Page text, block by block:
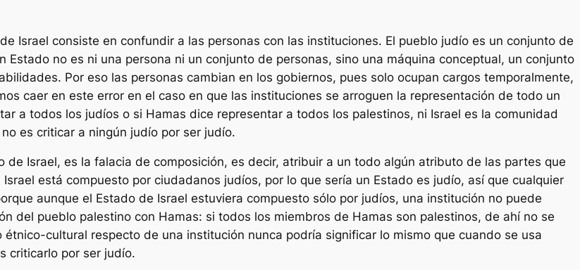
Israel consiste en confundir a las personas con las instituciones. El pueblo judío es un conjunto de
no es ni una persona ni un conjunto de personas, sino una máquina conceptual, un conjunto
Por eso las personas cambian en los gobiernos, pues solo ocupan cargos temporalmente,
caer en este error en el caso en que las instituciones se arroguen la representación de todo un
a todos los judíos o si Hamas dice representar a todos los palestinos, ni Israel es la comunidad
es criticar a ningún judío por ser judío.
Israel, es la falacia de composición, es decir, atribuir a un todo algún atributo de las partes que
está compuesto por ciudadanos judíos, por lo que sería un Estado es judío, así que cualquier
aunque el Estado de Israel estuviera compuesto sólo por judíos, una institución no puede
del pueblo palestino con Hamas: si todos los miembros de Hamas son palestinos, de ahí no se
cultural respecto de una institución nunca podría significar lo mismo que cuando se usa
criticarlo por ser judío.